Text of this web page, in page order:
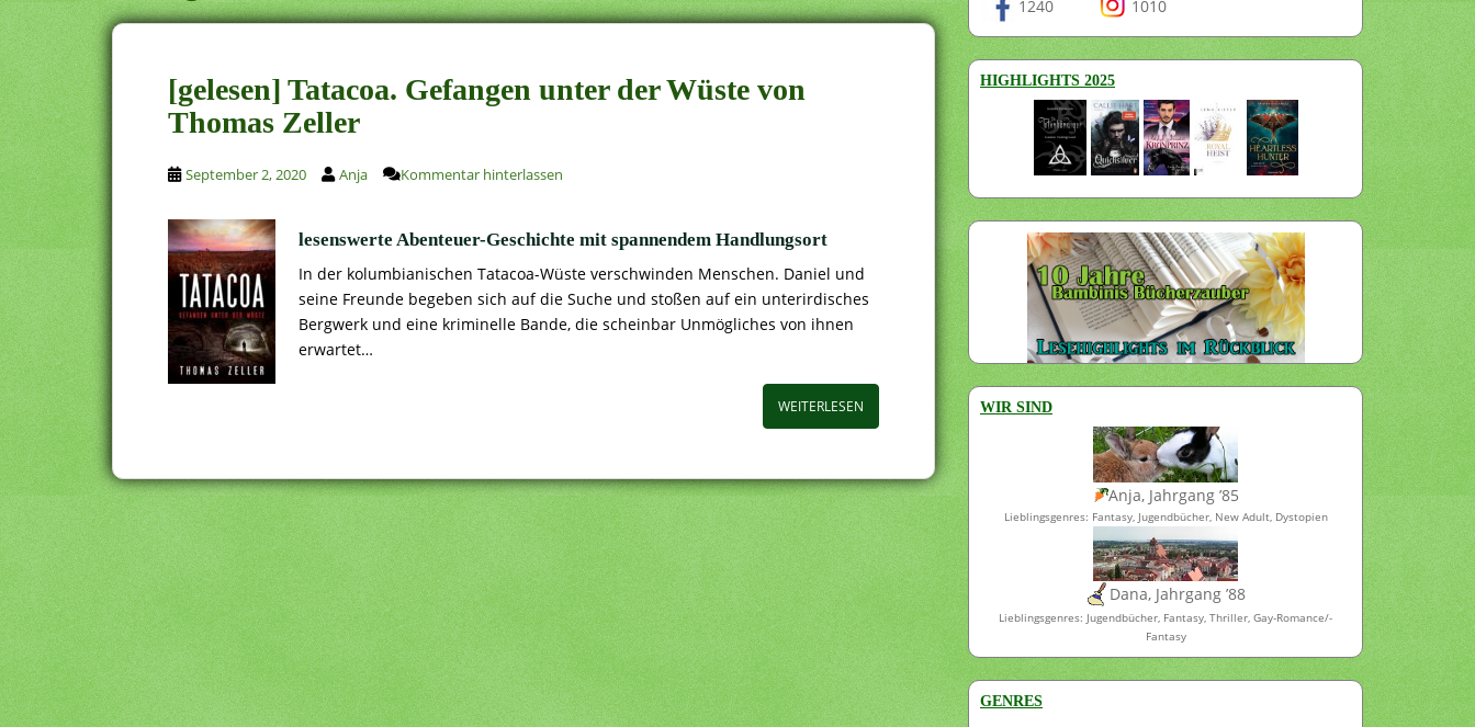
[gelesen] Tatacoa. Gefangen unter der Wüste von
Thomas Zeller
September 2, 2020 Anja Kommentar hinterlassen
lesenswerte Abenteuer-Geschichte mit spannendem Handlungsort
In der kolumbianischen Tatacoa-Wüste verschwinden Menschen. Daniel und
seine Freunde begeben sich auf die Suche und stoßen auf ein unterirdisches
Bergwerk und eine kriminelle Bande, die scheinbar Unmögliches von ihnen
erwartet…
WEITERLESEN
1240 1010
HIGHLIGHTS 2025
WIR SIND
Anja, Jahrgang ’85
Lieblingsgenres: Fantasy, Jugendbücher, New Adult, Dystopien
Dana, Jahrgang ’88
Lieblingsgenres: Jugendbücher, Fantasy, Thriller, Gay-Romance/-
Fantasy
GENRES